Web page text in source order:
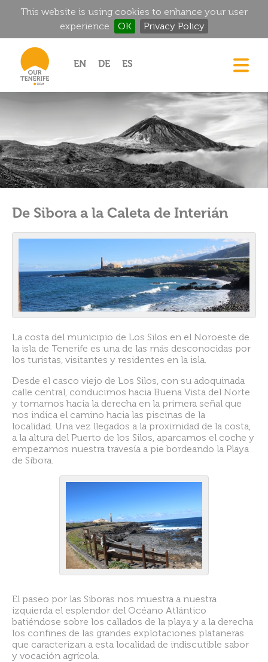
This website is using cookies to enhance your user
experience
OK
Privacy Policy
EN
DE ES
CASAS
GOURMET
MANSIONES HISTÓRICAS
RINCONES MÁGICOS
GOLF
DIRECTORIO
De Sibora a la Caleta de Interián
La costa del municipio de Los Silos en el Noroeste de
la isla de Tenerife es una de las más desconocidas por
los turistas, visitantes y residentes en la isla.
Desde el casco viejo de Los Silos, con su adoquinada
calle central, conducimos hacia Buena Vista del Norte
y tomamos hacia la derecha en la primera señal que
nos indica el camino hacia las piscinas de la
localidad. Una vez llegados a la proximidad de la costa,
a la altura del Puerto de los Silos, aparcamos el coche y
empezamos nuestra travesía a pie bordeando la Playa
de Sibora.
El paseo por las Siboras nos muestra a nuestra
izquierda el esplendor del Océano Atlántico
batiéndose sobre los callados de la playa y a la derecha
los confines de las grandes explotaciones plataneras
que caracterizan a esta localidad de indiscutible sabor
y vocación agrícola.